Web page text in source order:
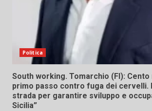
Politica
South working. Tomarchio (FI):
primo passo contro fuga dei cervelli.
strada per garantire sviluppo e
Sicilia”